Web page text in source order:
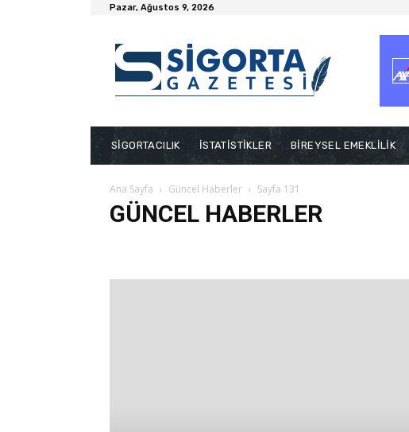
Pazar, Ağustos 9, 2026
SİGORTACILIK İSTATİSTİKLER BİREYSEL EMEKLİLİK
Ana Sayfa Güncel Haberler Sayfa 131
GÜNCEL HABERLER